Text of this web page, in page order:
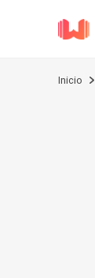
Inicio